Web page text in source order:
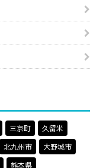
三京町
久留米
北九州市
大野城市
熊本県